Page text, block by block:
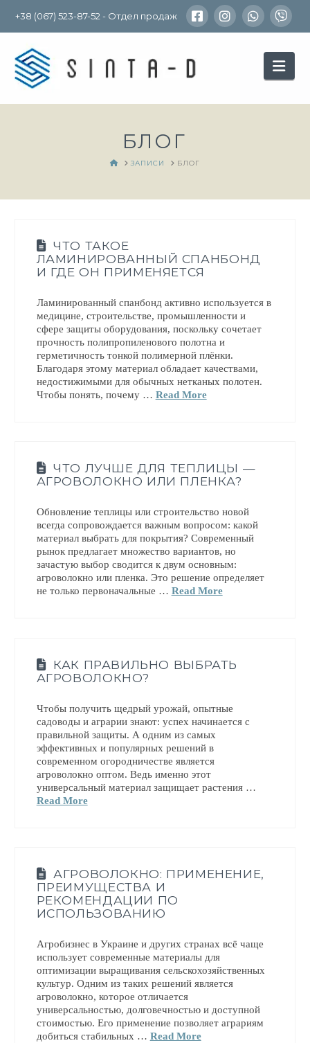
+38 (067) 523-87-52 - Отдел продаж
БЛОГ
HOMEЗАПИСИ БЛОГ
ЧТО ТАКОЕ
ЛАМИНИРОВАННЫЙ СПАНБОНД
И ГДЕ ОН ПРИМЕНЯЕТСЯ
Ламинированный спанбонд активно используется в
медицине, строительстве, промышленности и
сфере защиты оборудования, поскольку сочетает
прочность полипропиленового полотна и
герметичность тонкой полимерной плёнки.
Благодаря этому материал обладает качествами,
недостижимыми для обычных нетканых полотен.
Чтобы понять, почему … Read More
ЧТО ЛУЧШЕ ДЛЯ ТЕПЛИЦЫ —
АГРОВОЛОКНО ИЛИ ПЛЕНКА?
Обновление теплицы или строительство новой
всегда сопровождается важным вопросом: какой
материал выбрать для покрытия? Современный
рынок предлагает множество вариантов, но
зачастую выбор сводится к двум основным:
агроволокно или пленка. Это решение определяет
не только первоначальные … Read More
КАК ПРАВИЛЬНО ВЫБРАТЬ
АГРОВОЛОКНО?
Чтобы получить щедрый урожай, опытные
садоводы и аграрии знают: успех начинается с
правильной защиты. А одним из самых
эффективных и популярных решений в
современном огородничестве является
агроволокно оптом. Ведь именно этот
универсальный материал защищает растения …
Read More
АГРОВОЛОКНО: ПРИМЕНЕНИЕ,
ПРЕИМУЩЕСТВА И
РЕКОМЕНДАЦИИ ПО
ИСПОЛЬЗОВАНИЮ
Агробизнес в Украине и других странах всё чаще
использует современные материалы для
оптимизации выращивания сельскохозяйственных
культур. Одним из таких решений является
агроволокно, которое отличается
универсальностью, долговечностью и доступной
стоимостью. Его применение позволяет аграриям
добиться стабильных … Read More